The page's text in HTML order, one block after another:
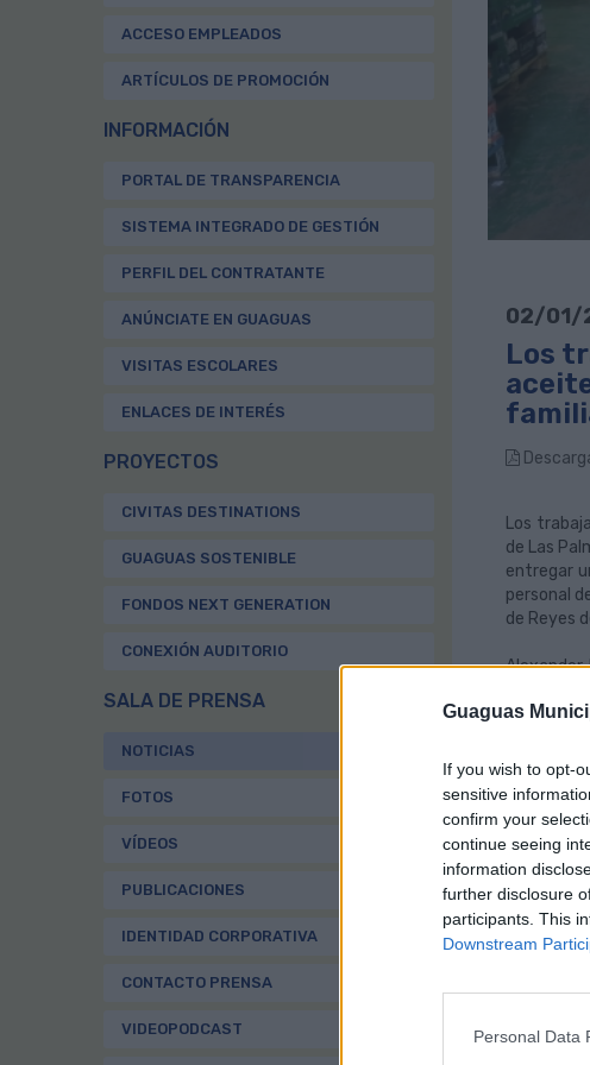
Guaguas
If you wish to opt-
sensitive
confirm your
continue seeing
information
further disclosure
participants. This
Downstream
Personal Data
ACCESO EMPLEADOS
ARTÍCULOS DE PROMOCIÓN
INFORMACIÓN
PORTAL DE TRANSPARENCIA
SISTEMA INTEGRADO DE GESTIÓN
PERFIL DEL CONTRATANTE
ANÚNCIATE EN GUAGUAS
VISITAS ESCOLARES
ENLACES DE INTERÉS
PROYECTOS
CIVITAS DESTINATIONS
GUAGUAS SOSTENIBLE
FONDOS NEXT GENERATION
CONEXIÓN AUDITORIO
SALA DE PRENSA
NOTICIAS
FOTOS
VÍDEOS
PUBLICACIONES
IDENTIDAD CORPORATIVA
CONTACTO PRENSA
VIDEOPODCAST
02/01/
Los
Los
de Las
entregar
personal
de Reyes
solidario
taller y
canaria
aceite a
de la
El Banco
Medalla
millones
suministra
En la
nuevos o
Reyes de